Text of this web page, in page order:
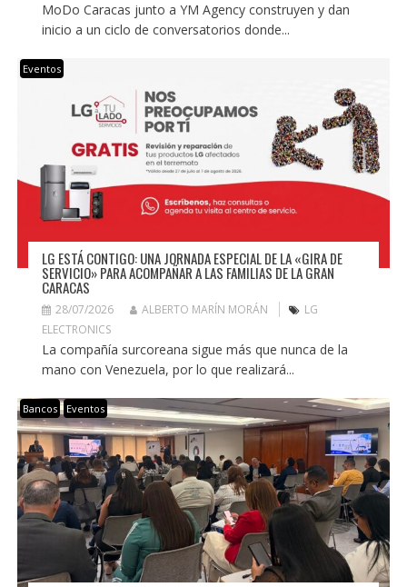
MoDo Caracas junto a YM Agency construyen y dan
inicio a un ciclo de conversatorios donde...
Eventos
LG ESTÁ CONTIGO: UNA JORNADA ESPECIAL DE LA «GIRA DE
SERVICIO» PARA ACOMPAÑAR A LAS FAMILIAS DE LA GRAN
CARACAS
28/07/2026 ALBERTO MARÍN MORÁN
LG
ELECTRONICS
La compañía surcoreana sigue más que nunca de la
mano con Venezuela, por lo que realizará...
Bancos Eventos